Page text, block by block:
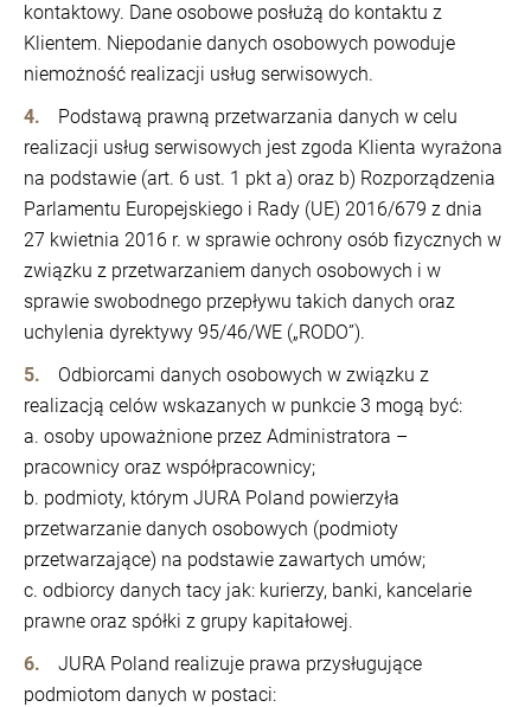
kontaktowy. Dane osobowe posłużą do kontaktu z
Klientem. Niepodanie danych osobowych powoduje
niemożność realizacji usług serwisowych.
Podstawą prawną przetwarzania danych w celu
realizacji usług serwisowych jest zgoda Klienta wyrażona
na podstawie (art. 6 ust. 1 pkt a) oraz b) Rozporządzenia
Parlamentu Europejskiego i Rady (UE) 2016/679 z dnia
27 kwietnia 2016 r. w sprawie ochrony osób fizycznych w
związku z przetwarzaniem danych osobowych i w
sprawie swobodnego przepływu takich danych oraz
uchylenia dyrektywy 95/46/WE („RODO”).
Odbiorcami danych osobowych w związku z
realizacją celów wskazanych w punkcie 3 mogą być:
a. osoby upoważnione przez Administratora –
pracownicy oraz współpracownicy;
b. podmioty, którym JURA Poland powierzyła
przetwarzanie danych osobowych (podmioty
przetwarzające) na podstawie zawartych umów;
c. odbiorcy danych tacy jak: kurierzy, banki, kancelarie
prawne oraz spółki z grupy kapitałowej.
JURA Poland realizuje prawa przysługujące
podmiotom danych w postaci: